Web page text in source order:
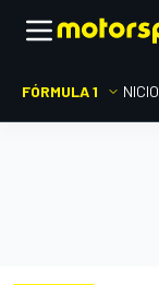
FÓRMULA 1 INICIO